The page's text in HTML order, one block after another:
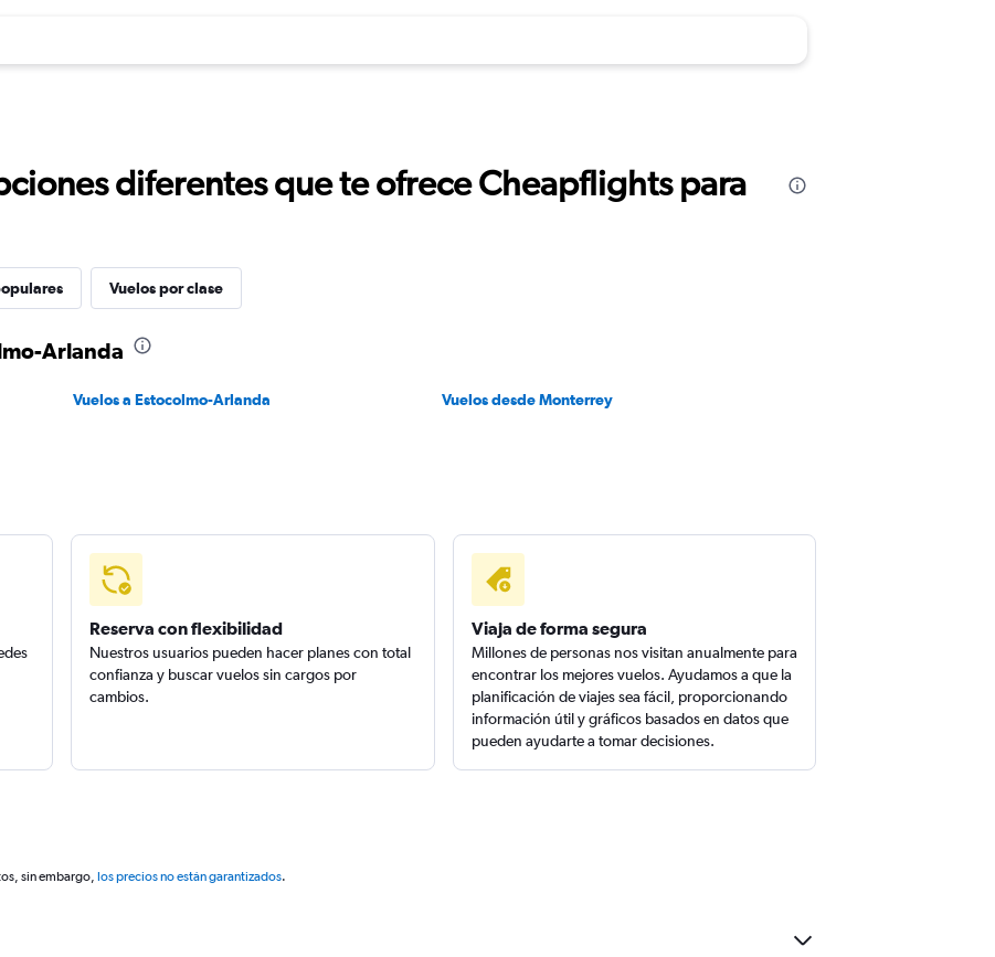
diferentes que te ofrece Cheapflights para
Vuelos por clase
Arlanda
Vuelos a Estocolmo-Arlanda
Vuelos desde Monterrey
Reserva con flexibilidad
Nuestros usuarios pueden hacer planes con total
confianza y buscar vuelos sin cargos por
cambios.
Viaja de forma segura
Millones de personas nos visitan anualmente para
encontrar los mejores vuelos. Ayudamos a que la
planificación de viajes sea fácil, proporcionando
información útil y gráficos basados en datos que
pueden ayudarte a tomar decisiones.
sin embargo, los precios no están garantizados.